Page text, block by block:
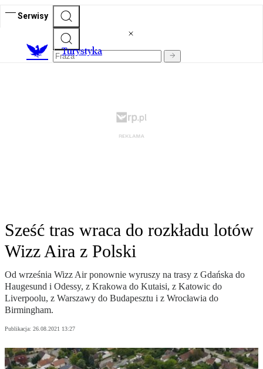
Serwisy
Turystyka
Sześć tras wraca do rozkładu lotów
Wizz Aira z Polski
Od września Wizz Air ponownie wyruszy na trasy z Gdańska do
Haugesund i Odessy, z Krakowa do Kutaisi, z Katowic do
Liverpoolu, z Warszawy do Budapesztu i z Wrocławia do
Birmingham.
Publikacja: 26.08.2021 13:27